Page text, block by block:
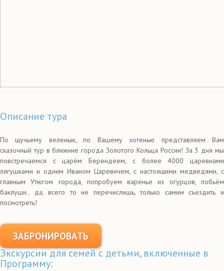
Описание тура
По щучьему веленью, по Вашему хотенью представляем Вам
сказочный тур в ближние города Золотого Кольца России! За 3 дня мы
повстречаемся с царём Берендеем, с более 4000 царевнами
лягушками и одним Иваном Царевичем, с настоящими медведями, с
главным Утюгом города, попробуем варенье из огурцов, побьём
баклуши.. да, всего то не перечислишь, только самим съездить и
посмотреть!
ЗАБРОНИРОВАТЬ
Экскурсии для семей с детьми, включенные в
Программу: